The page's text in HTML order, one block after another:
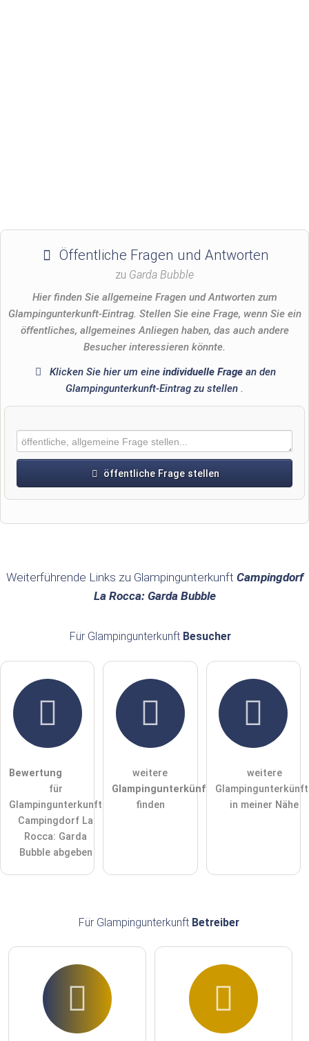
Öffentliche Fragen und Antworten
zu Garda Bubble
Hier finden Sie allgemeine Fragen und Antworten zum
Glampingunterkunft-Eintrag. Stellen Sie eine Frage, wenn Sie ein
öffentliches, allgemeines Anliegen haben, das auch andere
Besucher interessieren könnte.
Klicken Sie hier um eine individuelle Fragean den
Glampingunterkunft-Eintrag zu stellen .
öffentliche Frage stellen
Hiermit akzeptiere ich die .
Die Datenschutzerklärunghabe ich zur Kenntnis genommen.
öffentliche Frage stellen
Bitte beachten Sie, öffentliche Fragen sind
für alle
Besucher sichtbar
Klicken Sie hier um eine
Glampingunterkunft-Eintrag zu stellen
Weiterführende Links zu Glampingunterkunft Campingdorf
La Rocca: Garda Bubble
Für Glampingunterkunft Besucher
Bewertung
für
Glampingunterkunft
Campingdorf La
Rocca: Garda
Bubble abgeben
weitere
Glampingunterkünfte
finden
weitere
in meiner Nähe
Für Glampingunterkunft Betreiber